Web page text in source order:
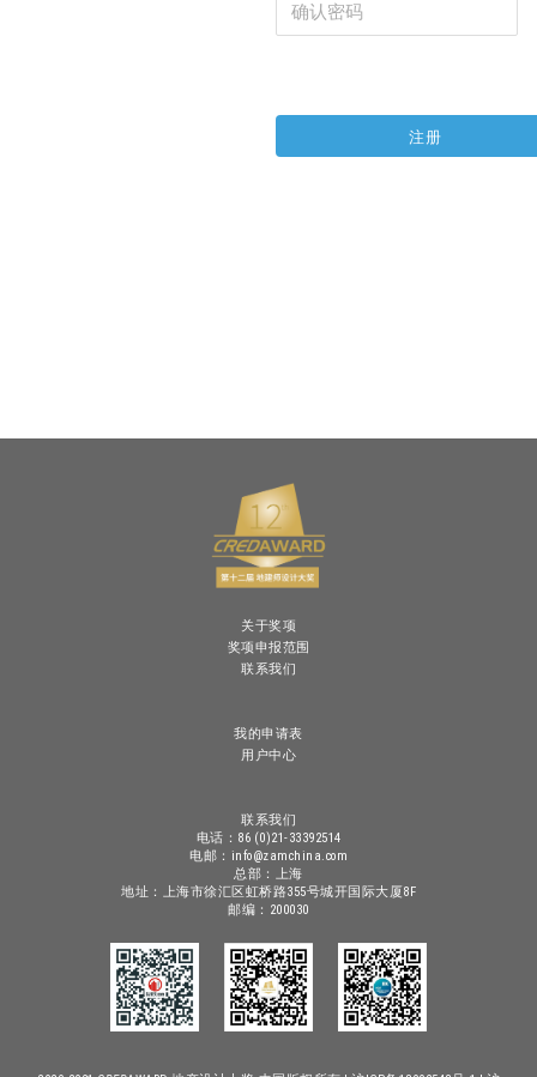
关于奖项
奖项申报范围
联系我们
我的申请表
用户中心
联系我们
电话：86 (0)21-33392514
电邮：info@zamchina.com
总部：上海
地址：上海市徐汇区虹桥路355号城开国际大厦8F
邮编：200030